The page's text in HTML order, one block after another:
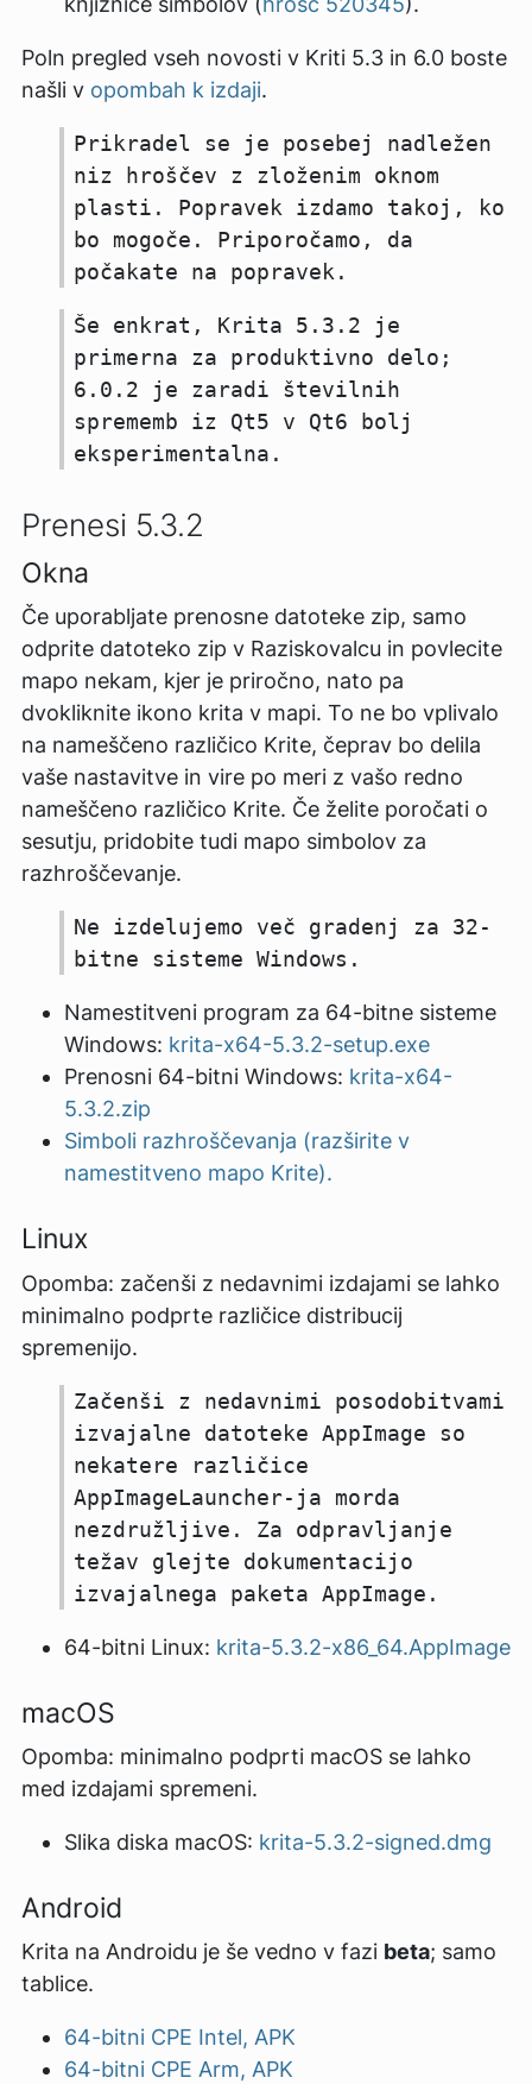
Poln pregled vseh novosti v Kriti 5.3 in 6.0 boste
našli v opombah k izdaji.
Prikradel se je posebej nadležen
niz hroščev z zloženim oknom
plasti. Popravek izdamo takoj, ko
bo mogoče. Priporočamo, da
počakate na popravek.
Še enkrat, Krita 5.3.2 je
primerna za produktivno delo;
6.0.2 je zaradi številnih
sprememb iz Qt5 v Qt6 bolj
eksperimentalna.
Prenesi 5.3.2
Okna
Če uporabljate prenosne datoteke zip, samo
odprite datoteko zip v Raziskovalcu in povlecite
mapo nekam, kjer je priročno, nato pa
dvokliknite ikono krita v mapi. To ne bo vplivalo
na nameščeno različico Krite, čeprav bo delila
vaše nastavitve in vire po meri z vašo redno
nameščeno različico Krite. Če želite poročati o
sesutju, pridobite tudi mapo simbolov za
razhroščevanje.
Ne izdelujemo več gradenj za 32-
bitne sisteme Windows.
Namestitveni program za 64-bitne sisteme
Windows: krita-x64-5.3.2-setup.exe
Prenosni 64-bitni Windows: krita-x64-
5.3.2.zip
Simboli razhroščevanja (razširite v
namestitveno mapo Krite).
Linux
Opomba: začenši z nedavnimi izdajami se lahko
minimalno podprte različice distribucij
spremenijo.
Začenši z nedavnimi posodobitvami
izvajalne datoteke AppImage so
nekatere različice
AppImageLauncher-ja morda
nezdružljive. Za odpravljanje
težav glejte dokumentacijo
izvajalnega paketa AppImage.
64-bitni Linux: krita-5.3.2-x86_64.AppImage
macOS
Opomba: minimalno podprti macOS se lahko
med izdajami spremeni.
Slika diska macOS: krita-5.3.2-signed.dmg
Android
Krita na Androidu je še vedno v fazi beta; samo
tablice.
64-bitni CPE Intel, APK
64-bitni CPE Arm, APK